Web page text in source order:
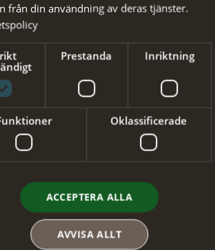
från din användning av deras tjänster.
Prestanda Inriktning
Oklassificerade
ACCEPTERA ALLA
AVVISA ALLT